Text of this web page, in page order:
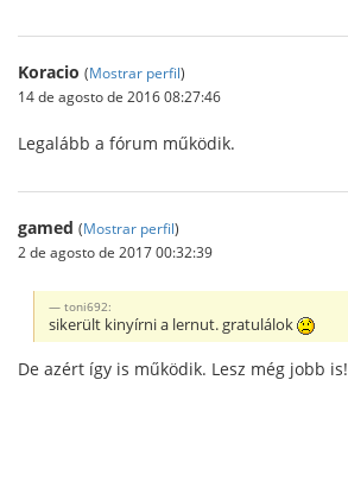
Koracio (Mostrar perfil)
14 de agosto de 2016 08:27:46
Legalább a fórum működik.
gamed (Mostrar perfil)
2 de agosto de 2017 00:32:39
toni692:
sikerült kinyírni a lernut. gratulálok
De azért így is működik. Lesz még jobb is!